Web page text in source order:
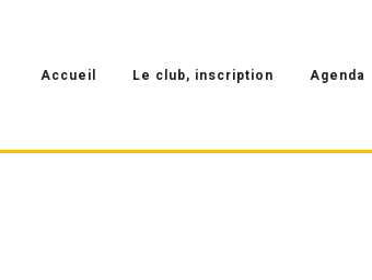
Accueil Le club, inscription Agenda